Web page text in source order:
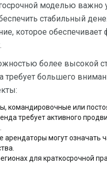
моделью важно
стабильный
которое
более высокой
большего
командировочные или
требует активного
арендаторы могут означать
для краткосрочной